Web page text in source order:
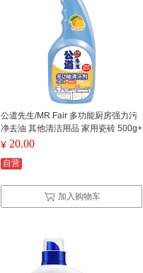
公道先生/MR Fair 多功能厨房强力污
净去油 其他清洁用品 家用瓷砖 500g+
500g
¥ 20.00
自营
加入购物车